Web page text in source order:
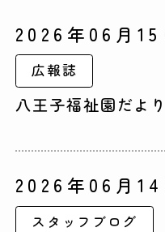
2026年06月15
広報誌
八王子福祉園だよ
2026年06月14
スタッフブログ